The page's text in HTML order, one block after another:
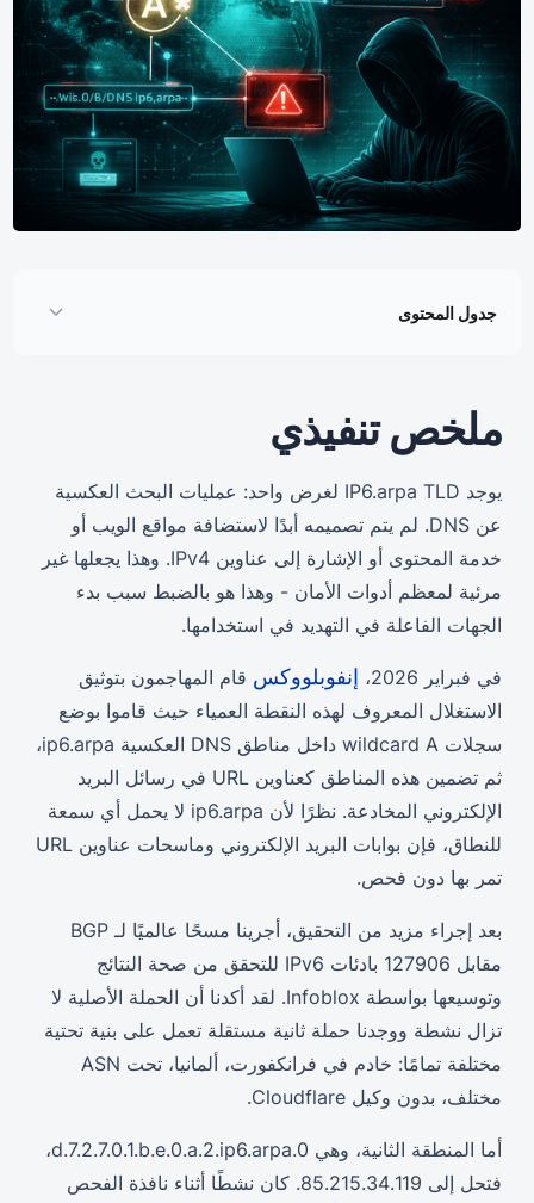
جدول المحتوى
تحليل البنية التحتية والحملات المرصودة
التأثير
التوصيات
الخاتمة
مؤشرات التسوية
ملخص تنفيذي
يوجد IP6.arpa TLD لغرض واحد: عمليات البحث العكسية
عن DNS. لم يتم تصميمه أبدًا لاستضافة مواقع الويب أو
خدمة المحتوى أو الإشارة إلى عناوين IPv4. وهذا يجعلها غير
مرئية لمعظم أدوات الأمان - وهذا هو بالضبط سبب بدء
الجهات الفاعلة في التهديد في استخدامها.
في فبراير 2026، إنفوبلووكس قام المهاجمون بتوثيق
الاستغلال المعروف لهذه النقطة العمياء حيث قاموا بوضع
سجلات wildcard A داخل مناطق DNS العكسية ip6.arpa،
ثم تضمين هذه المناطق كعناوين URL في رسائل البريد
الإلكتروني المخادعة. نظرًا لأن ip6.arpa لا يحمل أي سمعة
للنطاق، فإن بوابات البريد الإلكتروني وماسحات عناوين URL
تمر بها دون فحص.
بعد إجراء مزيد من التحقيق، أجرينا مسحًا عالميًا لـ BGP
مقابل 127906 بادئات IPv6 للتحقق من صحة النتائج
وتوسيعها بواسطة Infoblox. لقد أكدنا أن الحملة الأصلية لا
تزال نشطة ووجدنا حملة ثانية مستقلة تعمل على بنية تحتية
مختلفة تمامًا: خادم في فرانكفورت، ألمانيا، تحت ASN
مختلف، بدون وكيل Cloudflare.
أما المنطقة الثانية، وهي 0.d.7.2.7.0.1.b.e.0.a.2.ip6.arpa،
فتحل إلى 85.215.34.119. كان نشطًا أثناء نافذة الفحص